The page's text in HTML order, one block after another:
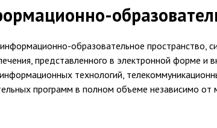
образовательное пространство,
представленного в электронной форме
технологий,
программ в полном объеме независимо